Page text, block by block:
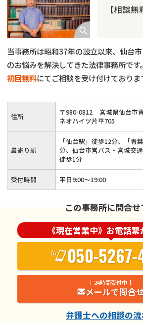
【相談
当事務所は昭和37年の設立以来、仙台
のお悩みを解決してきた法律事務所です。
初回無料にてご相談を受け付けており
にご相談ください。30年近く弁護士と
ウを活かし、皆様に親身に寄り添って
たします。
住所 〒980-0812
宮城県仙台市
ネオハイツ片平705
最寄り駅
「仙台駅」徒歩12分、「青
分、仙台市営バス・宮城交
徒歩1分
受付時間 平日9:00〜19:00
この事務所に問合せ
《現在営業中》お電話
050-5267-
24時間受付中
メールで問合
弁護士への相談の